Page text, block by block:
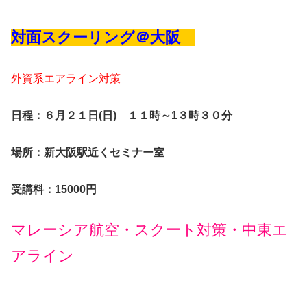
対面スクーリング＠大阪
外資系エアライン対策
日程：６月２１日(日) １１時～1３時３０分
場所：新大阪駅近くセミナー室
受講料：15000円
マレーシア航空・スクート対策・中東エ
アライン